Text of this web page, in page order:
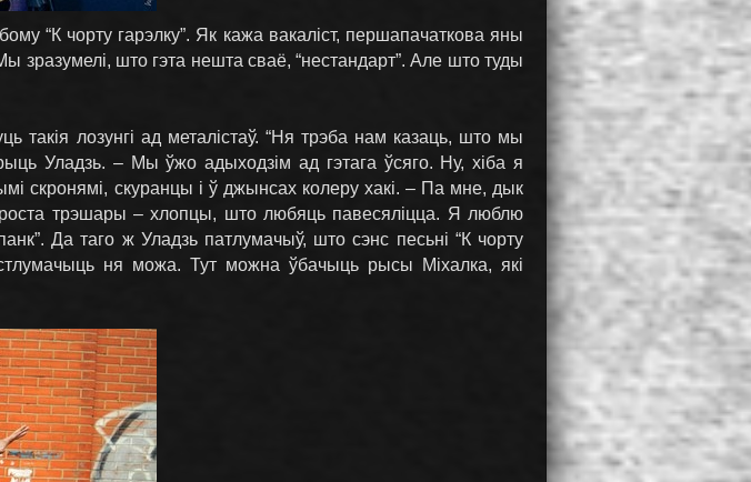
“К чорту гарэлку”. Як кажа вакаліст, першапачаткова яны
зразумелі, што гэта нешта сваё, “нестандарт”. Але што туды
такія лозунгі ад металістаў. “Ня трэба нам казаць, што мы
Уладзь. – Мы ўжо адыходзім ад гэтага ўсяго. Ну, хіба я
скронямі, скуранцы і ў джынсах колеру хакі. – Па мне, дык
трэшары – хлопцы, што любяць павесяліцца. Я люблю
Да таго ж Уладзь патлумачыў, што сэнс песьні “К чорту
ня можа. Тут можна ўбачыць рысы Міхалка, які